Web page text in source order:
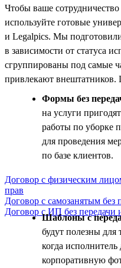
Чтобы ваше
используйте готовые
и Legalpics. Мы
в зависимости от статуса
сгруппированы под самые
привлекают
Формы без
на услуги
работы по уборке
для проведения
по базе клиентов.
Договор с физическим
прав
Договор с самозанятым без
Договор с ИП без передачи
Шаблоны с
будут полезны для
когда
корпоративную